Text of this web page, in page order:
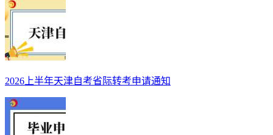
2026上半年天津自考省际转考申请通知